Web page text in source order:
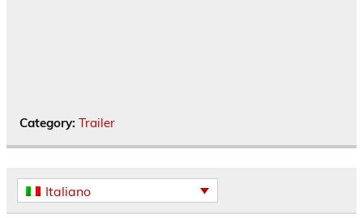
Category: Trailer
Italiano